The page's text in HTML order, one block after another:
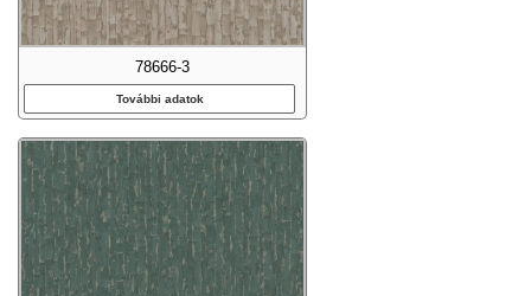
78666-3
További adatok